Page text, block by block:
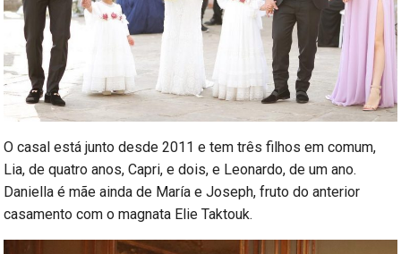
O casal está junto desde 2011 e tem três filhos em comum,
Lia, de quatro anos, Capri, e dois, e Leonardo, de um ano.
Daniella é mãe ainda de María e Joseph, fruto do anterior
casamento com o magnata Elie Taktouk.